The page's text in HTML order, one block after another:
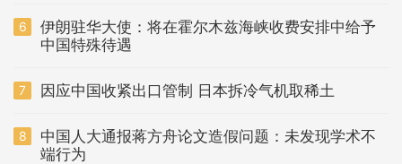
6
伊朗驻华大使：将在霍尔木兹海峡收费安排中给予
中国特殊待遇
7 因应中国收紧出口管制 日本拆冷气机取稀土
8
中国人大通报蒋方舟论文造假问题：未发现学术不
端行为